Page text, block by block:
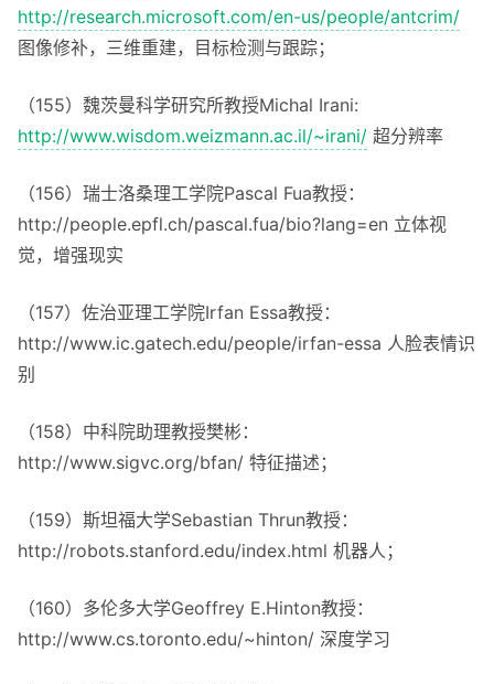
http://research.microsoft.com/en-us/people/antcrim/
图像修补，三维重建，目标检测与跟踪；
（155）魏茨曼科学研究所教授Michal Irani:
http://www.wisdom.weizmann.ac.il/~irani/ 超分辨率
（156）瑞士洛桑理工学院Pascal Fua教授：
http://people.epfl.ch/pascal.fua/bio?lang=en 立体视
觉，增强现实
（157）佐治亚理工学院Irfan Essa教授：
http://www.ic.gatech.edu/people/irfan-essa 人脸表情识
别
（158）中科院助理教授樊彬：
http://www.sigvc.org/bfan/ 特征描述；
（159）斯坦福大学Sebastian Thrun教授：
http://robots.stanford.edu/index.html 机器人；
（160）多伦多大学Geoffrey E.Hinton教授：
http://www.cs.toronto.edu/~hinton/ 深度学习